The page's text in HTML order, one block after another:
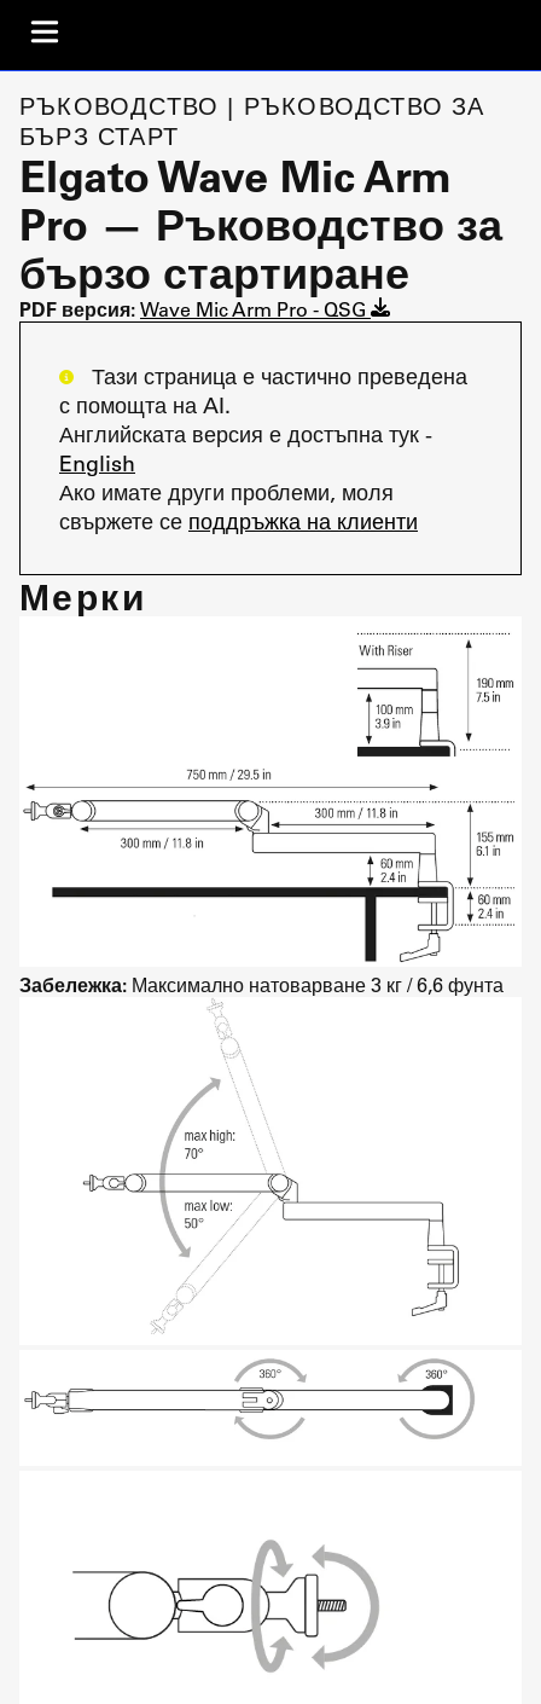
РЪКОВОДСТВО | РЪКОВОДСТВО ЗА
БЪРЗ СТАРТ
Elgato Wave Mic Arm
Pro — Ръководство за
бързо стартиране
PDF версия:Wave Mic Arm Pro - QSG
Тази страница е частично преведена
с помощта на AI.
Английската версия е достъпна тук -
English
Ако имате други проблеми, моля
свържете се поддръжка на клиенти
Мерки
Забележка: Максимално натоварване 3 кг / 6,6 фунта